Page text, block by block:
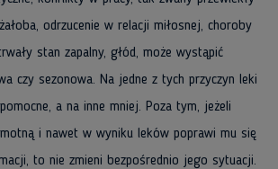
odrzucenie w relacji miłosnej, choroby
stan zapalny, głód, może wystąpić
czy sezonowa. Na jedne z tych przyczyn leki
a na inne mniej. Poza tym, jeżeli
i nawet w wyniku leków poprawi mu się
to nie zmieni bezpośrednio jego sytuacji.